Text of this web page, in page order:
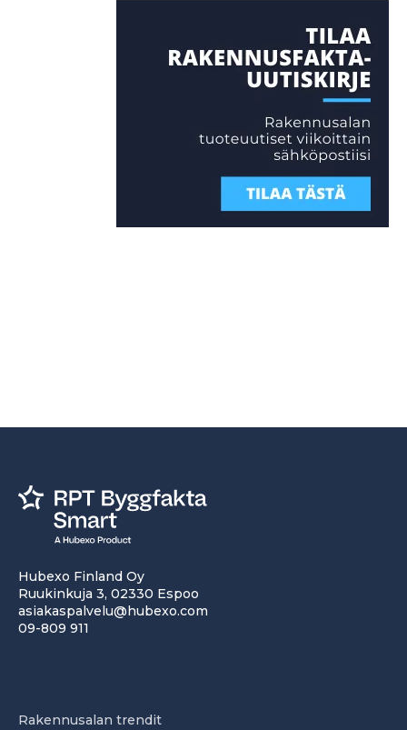
Hubexo Finland Oy
Ruukinkuja 3, 02330 Espoo
asiakaspalvelu@hubexo.com
09-809 911
Rakennusalan trendit